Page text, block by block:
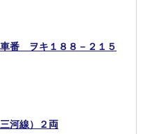
番 ヲキ１８８－２１５
河線）２両